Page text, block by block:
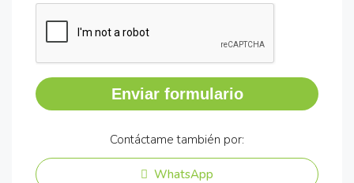
Enviar formulario
Contáctame también por:
WhatsApp